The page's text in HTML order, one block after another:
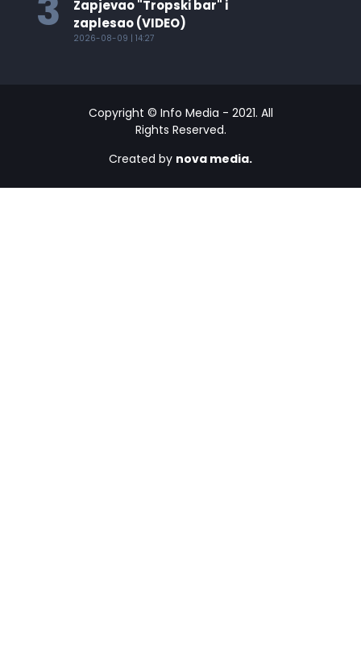
Zapjevao "Tropski bar" i
zaplesao (VIDEO)
2026-08-09 | 14:27
Copyright © Info Media - 2021. All
Rights Reserved.
Created by nova media.